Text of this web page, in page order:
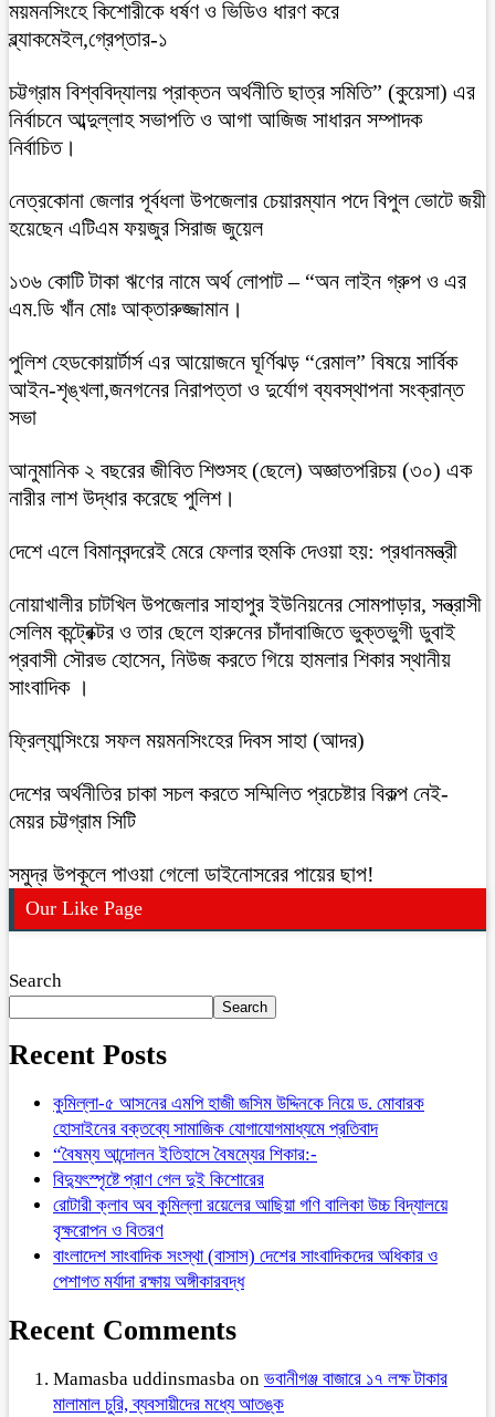
ময়মনসিংহে কিশোরীকে ধর্ষণ ও ভিডিও ধারণ করে
ব্ল্যাকমেইল,গ্রেপ্তার-১
চট্টগ্রাম বিশ্ববিদ্যালয় প্রাক্তন অর্থনীতি ছাত্র সমিতি” (কুয়েসা) এর
নির্বাচনে আব্দুল্লাহ সভাপতি ও আগা আজিজ সাধারন সম্পাদক
নির্বাচিত।
নেত্রকোনা জেলার পূর্বধলা উপজেলার চেয়ারম্যান পদে বিপুল ভোটে জয়ী
হয়েছেন এটিএম ফয়জুর সিরাজ জুয়েল
১৩৬ কোটি টাকা ঋণের নামে অর্থ লোপাট – “অন লাইন গ্রুপ ও এর
এম.ডি খাঁন মোঃ আক্তারুজ্জামান।
পুলিশ হেডকোয়ার্টার্স এর আয়োজনে ঘূর্ণিঝড় “রেমাল” বিষয়ে সার্বিক
আইন-শৃঙ্খলা,জনগনের নিরাপত্তা ও দুর্যোগ ব্যবস্থাপনা সংক্রান্ত
সভা
আনুমানিক ২ বছরের জীবিত শিশুসহ (ছেলে) অজ্ঞাতপরিচয় (৩০) এক
নারীর লাশ উদ্ধার করেছে পুলিশ।
দেশে এলে বিমানবন্দরেই মেরে ফেলার হুমকি দেওয়া হয়: প্রধানমন্ত্রী
নোয়াখালীর চাটখিল উপজেলার সাহাপুর ইউনিয়নের সোমপাড়ার, সন্ত্রাসী
সেলিম কন্ট্রেক্টর ও তার ছেলে হারুনের চাঁদাবাজিতে ভুক্তভুগী ডুবাই
প্রবাসী সৌরভ হোসেন, নিউজ করতে গিয়ে হামলার শিকার স্থানীয়
সাংবাদিক ।
ফ্রিল্যান্সিংয়ে সফল ময়মনসিংহের দিবস সাহা (আদর)
দেশের অর্থনীতির চাকা সচল করতে সম্মিলিত প্রচেষ্টার বিকল্প নেই-
মেয়র চট্টগ্রাম সিটি
সমুদ্র উপকূলে পাওয়া গেলো ডাইনোসরের পায়ের ছাপ!
Our Like Page
Search
Search
Recent Posts
কুমিল্লা-৫ আসনের এমপি হাজী জসিম উদ্দিনকে নিয়ে ড. মোবারক
হোসাইনের বক্তব্যে সামাজিক যোগাযোগমাধ্যমে প্রতিবাদ
“বৈষম্য আন্দোলন ইতিহাসে বৈষম্যের শিকার:-
বিদ্যুৎস্পৃষ্টে প্রাণ গেল দুই কিশোরের
রোটারী ক্লাব অব কুমিল্লা রয়েলের আছিয়া গণি বালিকা উচ্চ বিদ্যালয়ে
বৃক্ষরোপন ও বিতরণ
বাংলাদেশ সাংবাদিক সংস্থা (বাসাস) দেশের সাংবাদিকদের অধিকার ও
পেশাগত মর্যাদা রক্ষায় অঙ্গীকারবদ্ধ
Recent Comments
Mamasba uddinsmasba on ভবানীগঞ্জ বাজারে ১৭ লক্ষ টাকার
মালামাল চুরি, ব্যবসায়ীদের মধ্যে আতঙ্ক